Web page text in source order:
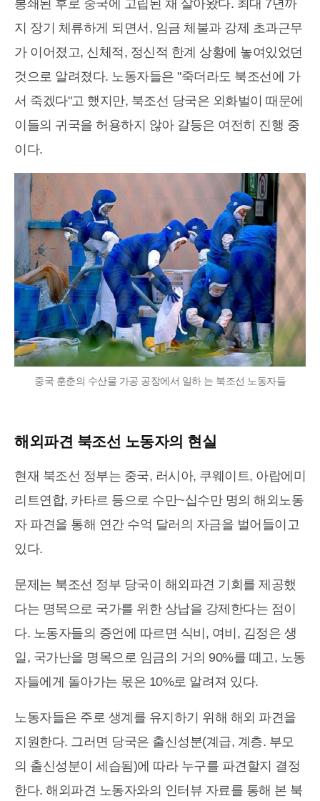
봉쇄된 후로 중국에 고립된 채 살아왔다. 최대 7년까
지 장기 체류하게 되면서, 임금 체불과 강제 초과근무
가 이어졌고, 신체적, 정신적 한계 상황에 놓여있었던
것으로 알려졌다. 노동자들은 "죽더라도 북조선에 가
서 죽겠다"고 했지만, 북조선 당국은 외화벌이 때문에
이들의 귀국을 허용하지 않아 갈등은 여전히 진행 중
이다.
중국 훈춘의 수산물 가공 공장에서 일하 는 북조선 노동자들
해외파견 북조선 노동자의 현실
현재 북조선 정부는 중국, 러시아, 쿠웨이트, 아랍에미
리트연합, 카타르 등으로 수만~십수만 명의 해외노동
자 파견을 통해 연간 수억 달러의 자금을 벌어들이고
있다.
문제는 북조선 정부 당국이 해외파견 기회를 제공했
다는 명목으로 국가를 위한 상납을 강제한다는 점이
다. 노동자들의 증언에 따르면 식비, 여비, 김정은 생
일, 국가난을 명목으로 임금의 거의 90%를 떼고, 노동
자들에게 돌아가는 몫은 10%로 알려져 있다.
노동자들은 주로 생계를 유지하기 위해 해외 파견을
지원한다. 그러면 당국은 출신성분(계급, 계층. 부모
의 출신성분이 세습됨)에 따라 누구를 파견할지 결정
한다. 해외파견 노동자와의 인터뷰 자료를 통해 본 북